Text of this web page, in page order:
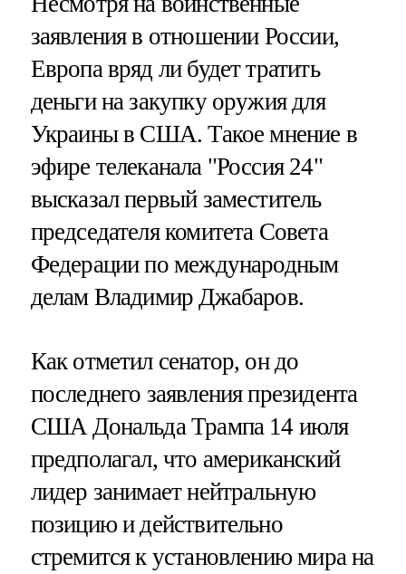
заявления в отношении России,
Европа вряд ли будет тратить
деньги на закупку оружия для
Украины в США. Такое мнение в
эфире телеканала "Россия 24"
высказал первый заместитель
председателя комитета Совета
Федерации по международным
делам Владимир Джабаров.
Как отметил сенатор, он до
последнего заявления президента
США Дональда Трампа 14 июля
предполагал, что американский
лидер занимает нейтральную
позицию и действительно
стремится к установлению мира на